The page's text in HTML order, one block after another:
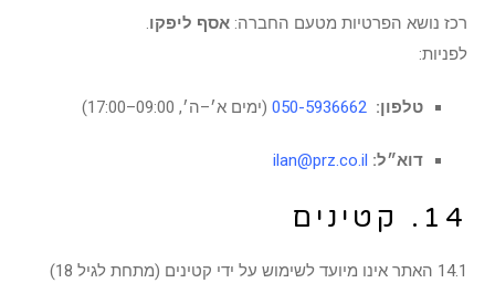
רכז נושא הפרטיות מטעם החברה: אסף ליפקו.
לפניות:
טלפון: 050-5936662 (ימים א׳–ה׳, 09:00–17:00)
דוא״ל: ilan@prz.co.il
14. קטינים
14.1 האתר אינו מיועד לשימוש על ידי קטינים (מתחת לגיל 18)